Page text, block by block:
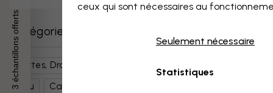
Catégories similaires
Cartes, Drapeaux Et Lieux
Bleu
Cartes Géographiques
3 échantillons offerts
ceux qui sont nécessaires au
Seulement nécessaire
Statistiques